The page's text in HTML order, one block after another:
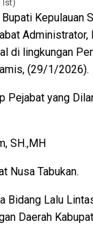
Ist)
Kepulauan
Administrator,
di lingkungan
(29/1/2026).
Pejabat yang
SH.,MH
Nusa Tabukan.
Bidang Lalu
Daerah